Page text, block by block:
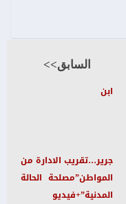
السابق>>
ابن
جرير…تقريب الادارة من
المواطن”مصلحة الحالة
المدنية”+فيديو